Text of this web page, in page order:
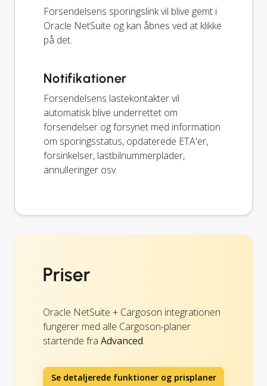
Forsendelsens sporingslink vil blive gemt i
Oracle NetSuite og kan åbnes ved at klikke
på det.
Notifikationer
Forsendelsens lastekontakter vil
automatisk blive underrettet om
forsendelser og forsynet med information
om sporingsstatus, opdaterede ETA'er,
forsinkelser, lastbilnummerplader,
annulleringer osv.
Priser
Oracle NetSuite + Cargoson integrationen
fungerer med alle Cargoson-planer
startende fra Advanced.
Se detaljerede funktioner og prisplaner